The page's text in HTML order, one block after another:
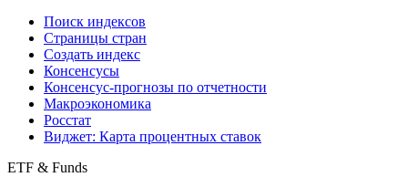
Поиск индексов
Страницы стран
Создать индекс
Консенсусы
Консенсус-прогнозы по отчетности
Макроэкономика
Росстат
Виджет: Карта процентных ставок
ETF & Funds